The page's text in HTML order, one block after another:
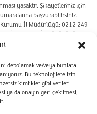
depolamak ve/veya bunlara
Bu teknolojilere izin
kimlikler gibi verileri
ya da onayın geri çekilmesi,
yasaktır. Şikayetleriniz için
başvurabilirsiniz.
Kurumu İl Müdürlüğü: 0212 249
ve İş Kurumu İl Müdürlüğü Şişli
: 02122910925
POLITIKASI